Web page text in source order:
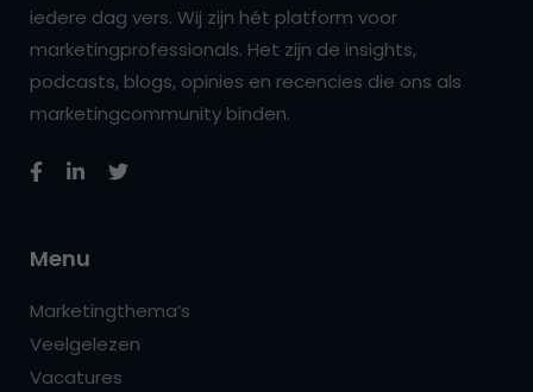
iedere dag vers. Wij zijn hét platform voor
marketingprofessionals. Het zijn de insights,
podcasts, blogs, opinies en recencies die ons als
marketingcommunity binden.
Menu
Marketingthema’s
Veelgelezen
Vacatures